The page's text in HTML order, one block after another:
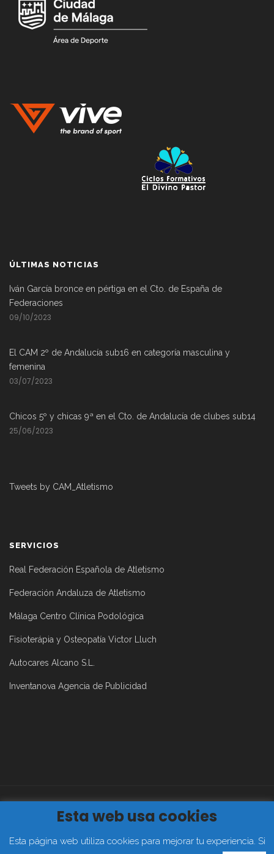
ÚLTIMAS NOTICIAS
Iván García bronce en pértiga en el Cto. de España de
Federaciones
09/10/2023
El CAM 2º de Andalucía sub16 en categoría masculina y
femenina
03/07/2023
Chicos 5º y chicas 9ª en el Cto. de Andalucía de clubes sub14
25/06/2023
Tweets by CAM_Atletismo
SERVICIOS
Real Federación Española de Atletismo
Federación Andaluza de Atletismo
Málaga Centro Clínica Podológica
Fisioterápia y Osteopatía Victor Lluch
Autocares Alcano S.L.
Inventanova Agencia de Publicidad
Aviso Legal|Política de Privacidad| Política de Cookies
Esta web usa cookies
Esta página web utiliza cookies para mejorar tu experiencia. Si